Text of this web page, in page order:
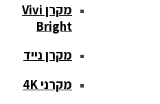
מקרן Vivi
Bright
מקרן נייד
מקרני 4K